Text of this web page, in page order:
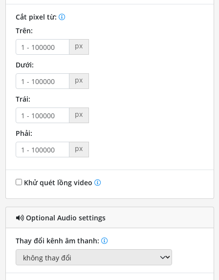
Cắt pixel từ:
Trên:
px
Dưới:
px
Trái:
px
Phải:
px
Khử quét lồng video
Optional Audio settings
Thay đổi kênh âm thanh: